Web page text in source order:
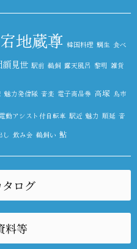
地蔵尊 韓国料理 鯛生 食べ
顔見世 駅前 鵜飼 露天風呂 黎明 雑貨
魅力発信隊 音楽 電子商品券 高塚 鳥市
動アシスト付自転車 駅近 魅力 順延 音
し 飲み会 鵜飼い 鮎
ログ
料等